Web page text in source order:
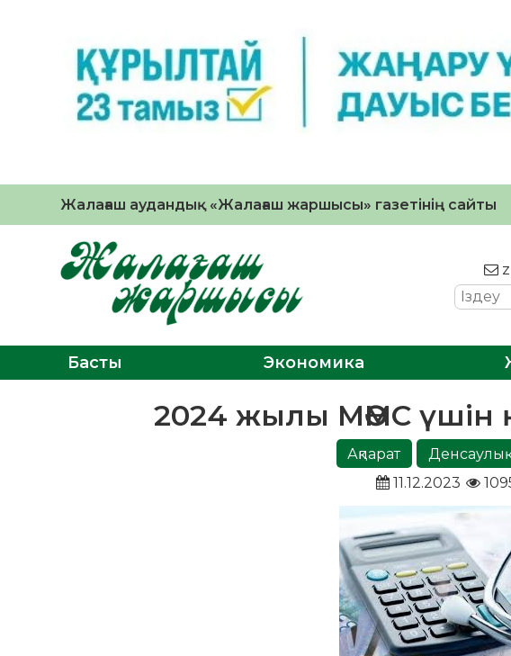
Жалағаш аудандық «Жалағаш жаршысы» газетінің сайты
Басты Экономика
2024 жылы МӘМС үшін
Ақпарат Денсаулық
11.12.2023